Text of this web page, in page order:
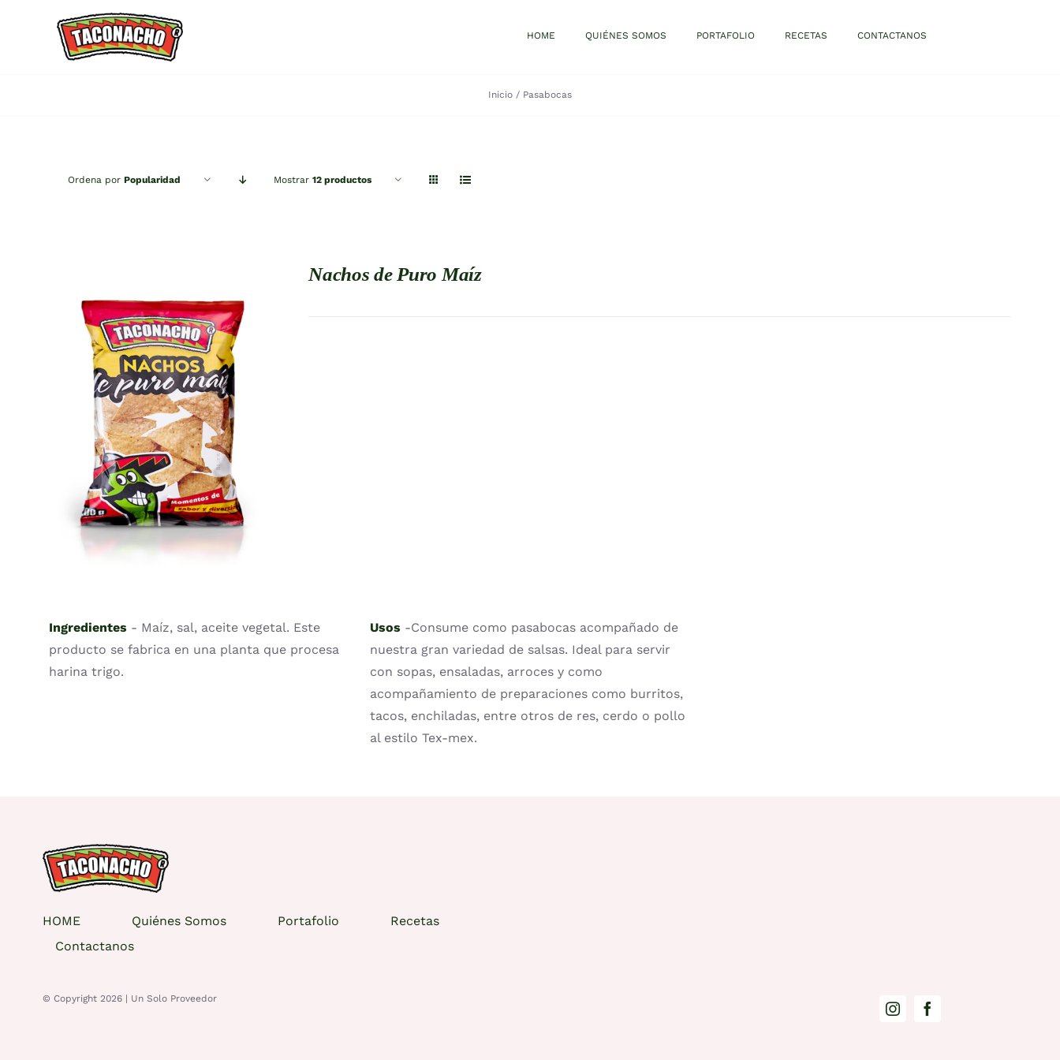
HOME QUIÉNES SOMOS PORTAFOLIO RECETAS CONTACTANOS
Inicio Pasabocas
Ordena por Popularidad Mostrar 12 productos
QUICK VIEW
Nachos de Puro Maíz
Ingredientes - Maíz, sal, aceite vegetal. Este
producto se fabrica en una planta que procesa
harina trigo.
Usos -Consume como pasabocas acompañado de
nuestra gran variedad de salsas. Ideal para servir
con sopas, ensaladas, arroces y como
acompañamiento de preparaciones como burritos,
tacos, enchiladas, entre otros de res, cerdo o pollo
al estilo Tex-mex.
HOME Quiénes Somos Portafolio
Recetas
Contactanos
© Copyright 2026 | Un Solo Proveedor